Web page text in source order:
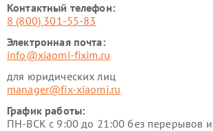
Контактный телефон:
8 (800) 301-55-83
Электронная почта:
info@xiaomi-fixim.ru
для юридических лиц
manager@fix-xiaomi.ru
График работы:
ПН-ВСК с 9:00 до 21:00 без перерывов